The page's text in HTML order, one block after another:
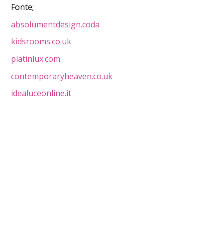
Fonte;
absolumentdesign.coda
kidsrooms.co.uk
platinlux.com
contemporaryheaven.co.uk
idealuceonline.it